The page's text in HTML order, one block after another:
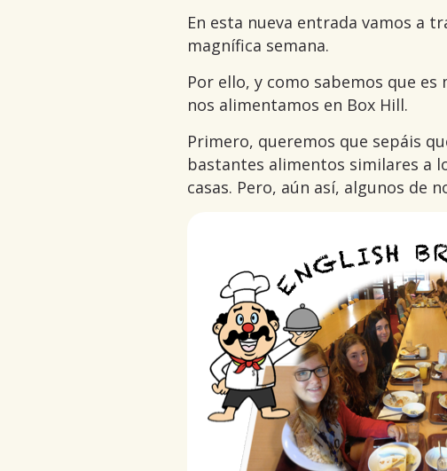
En esta nueva entrada vamos a
magnífica semana.
Por ello, y como sabemos que
nos alimentamos en Box Hill.
Primero, queremos que sepáis
bastantes alimentos similares a
casas. Pero, aún así, algunos de